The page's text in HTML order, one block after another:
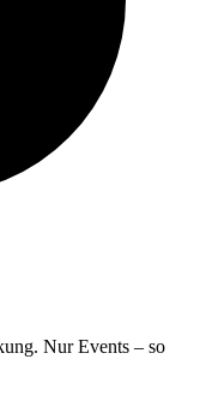
Nur Events – so